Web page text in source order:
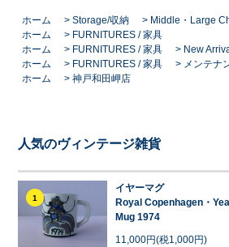
ホーム > Storage/収納 > Middle・Large
ホーム
> FURNITURES / 家具
ホーム
> FURNITURES / 家具 > New
ホーム
> FURNITURES / 家具 > メンテナ
ホーム
> 神戸和田岬店
人気のヴィンテージ雑貨
1
イヤーマグ
Royal Copenhagen・
Mug 1974
11,000円(税1,000円)